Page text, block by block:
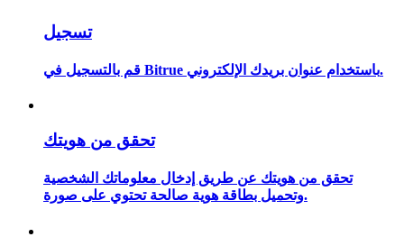
دليل المبتدئين للعقود الآجلة
تسجيل
قم بالتسجيل في Bitrue باستخدام عنوان بريدك الإلكتروني.
تحقق من هويتك
تحقق من هويتك عن طريق إدخال معلوماتك الشخصية
وتحميل بطاقة هوية صالحة تحتوي على صورة.